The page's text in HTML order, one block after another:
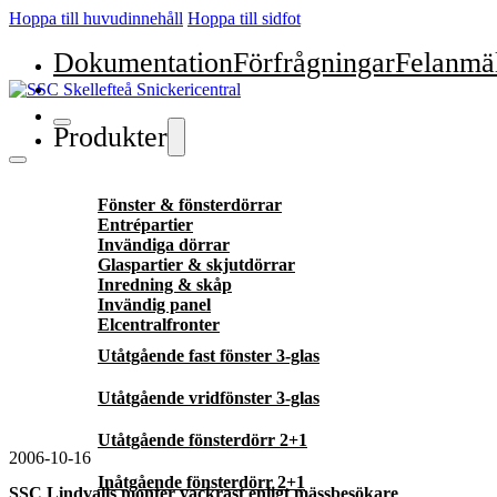
Hoppa till huvudinnehåll Hoppa till sidfot
DokumentationFörfrågningar
Produkter
Fönster & fönsterdörrar
Entrépartier
Invändiga dörrar
Glaspartier & skjutdörrar
Inredning & skåp
Invändig panel
Elcentralfronter
Utåtgående fast fönster 3-glas
Utåtgående vridfönster 3-glas
Utåtgående fönsterdörr 2+1
Inåtgående fönsterdörr 2+1
2006-10-16
SSC Lindvalls monter vackrast enligt mässbesökare